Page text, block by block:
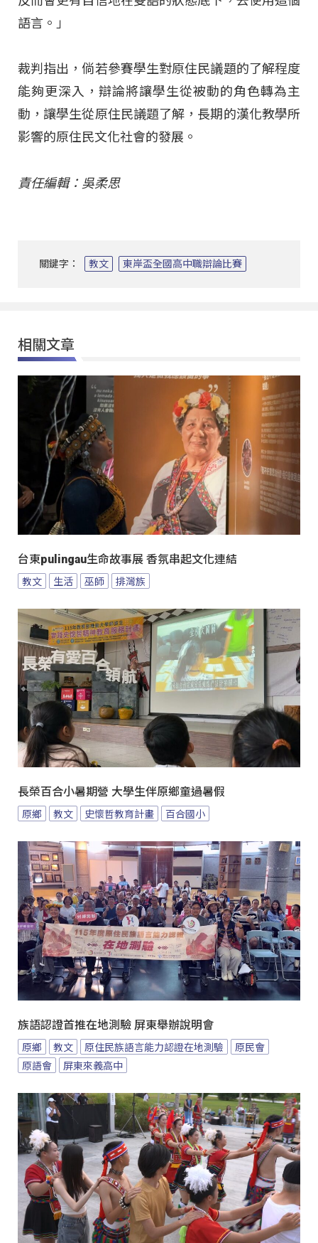
語言。」
裁判指出，倘若參賽學生對原住民議題的了解程度
能夠更深入，辯論將讓學生從被動的角色轉為主
動，讓學生從原住民議題了解，長期的漢化教學所
影響的原住民文化社會的發展。
責任編輯：吳柔思
關鍵字： 教文 東岸盃全國高中職辯論比賽
相關文章
台東pulingau生命故事展 香氛串起文化連結
教文 生活 巫師 排灣族
長榮百合小暑期營 大學生伴原鄉童過暑假
原鄉 教文 史懷哲教育計畫 百合國小
族語認證首推在地測驗 屏東舉辦說明會
原鄉 教文 原住民族語言能力認證在地測驗
原民會
原語會
屏東來義高中